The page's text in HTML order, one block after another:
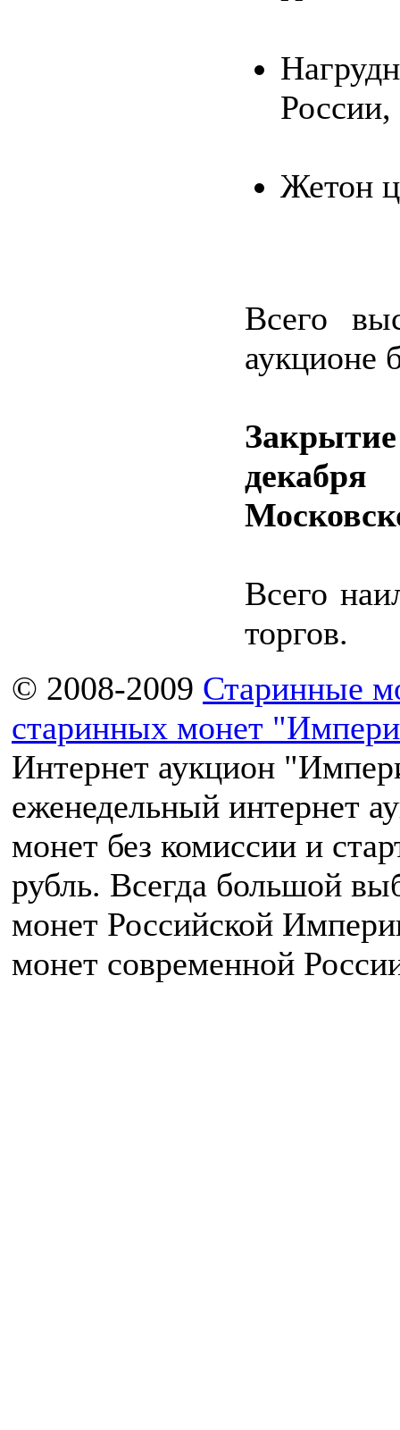
Жетон
Всего
аукционе
Всего
торгов.
© 2008-2009 Старинные
старинных монет
Интернет аукцион
еженедельный интернет
монет без комиссии и
рубль. Всегда большой
монет Российской
монет современной